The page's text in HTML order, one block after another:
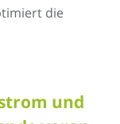
die
und